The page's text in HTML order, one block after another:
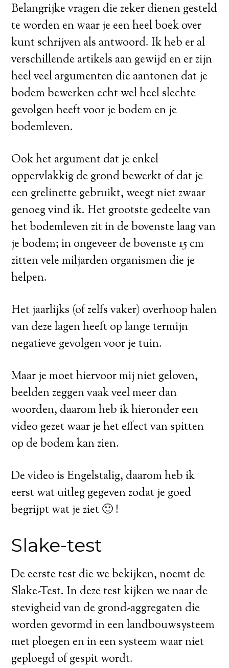
Belangrijke vragen die zeker dienen gesteld
te worden en waar je een heel boek over
kunt schrijven als antwoord. Ik heb er al
verschillende artikels aan gewijd en er zijn
heel veel argumenten die aantonen dat je
bodem bewerken echt wel heel slechte
gevolgen heeft voor je bodem en je
bodemleven.
Ook het argument dat je enkel
oppervlakkig de grond bewerkt of dat je
een grelinette gebruikt, weegt niet zwaar
genoeg vind ik. Het grootste gedeelte van
het bodemleven zit in de bovenste laag van
je bodem; in ongeveer de bovenste 15 cm
zitten vele miljarden organismen die je
helpen.
Het jaarlijks (of zelfs vaker) overhoop halen
van deze lagen heeft op lange termijn
negatieve gevolgen voor je tuin.
Maar je moet hiervoor mij niet geloven,
beelden zeggen vaak veel meer dan
woorden, daarom heb ik hieronder een
video gezet waar je het effect van spitten
op de bodem kan zien.
De video is Engelstalig, daarom heb ik
eerst wat uitleg gegeven zodat je goed
begrijpt wat je ziet 🙂 !
Slake-test
De eerste test die we bekijken, noemt de
Slake-Test. In deze test kijken we naar de
stevigheid van de grond-aggregaten die
worden gevormd in een landbouwsysteem
met ploegen en in een systeem waar niet
geploegd of gespit wordt.